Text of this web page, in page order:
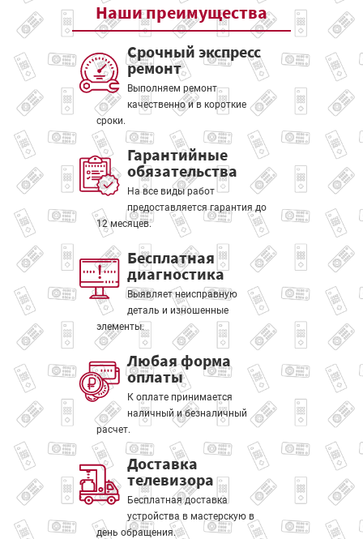
Нашипреимущества
Срочный экспресс
ремонт
Выполняем ремонт
качественно и в короткие
сроки.
Гарантийные
обязательства
На все виды работ
предоставляется гарантия до
12 месяцев.
Бесплатная
диагностика
Выявляет неисправную
деталь и изношенные
элементы.
Любая форма
оплаты
К оплате принимается
наличный и безналичный
расчет.
Доставка
телевизора
Бесплатная доставка
устройства в мастерскую в
день обращения.